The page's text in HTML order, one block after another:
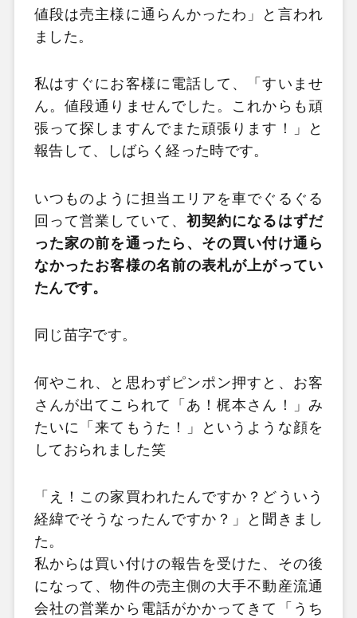
値段は売主様に通らんかったわ」と言われ
ました。
私はすぐにお客様に電話して、「すいませ
ん。値段通りませんでした。これからも頑
張って探しますんでまた頑張ります！」と
報告して、しばらく経った時です。
いつものように担当エリアを車でぐるぐる
回って営業していて、 初契約になるはずだ
った家の前を通ったら、その買い付け通ら
なかったお客様の名前の表札が上がってい
たんです。
同じ苗字です。
何やこれ、と思わずピンポン押すと、お客
さんが出てこられて「あ！梶本さん！」み
たいに「来てもうた！」というような顔を
しておられました笑
「え！この家買われたんですか？どういう
経緯でそうなったんですか？」と聞きまし
た。
私からは買い付けの報告を受けた、その後
になって、物件の売主側の大手不動産流通
会社の営業から電話がかかってきて「うち